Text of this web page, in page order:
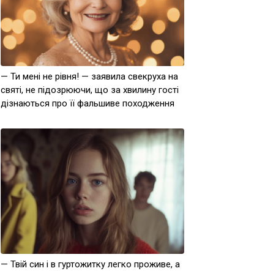
— Ти мені не рівня! — заявила свекруха на
святі, не підозрюючи, що за хвилину гості
дізнаються про її фальшиве походження
— Твій син і в гуртожитку легко проживе, а